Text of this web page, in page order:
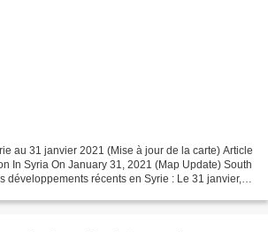
au 31 janvier 2021 (Mise à jour de la carte) Article
In Syria On January 31, 2021 (Map Update) South
développements récents en Syrie : Le 31 janvier, la